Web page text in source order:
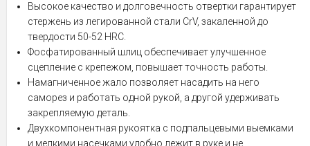
Высокое качество и долговечность отвертки гарантирует
стержень из легированной стали CrV, закаленной до
твердости 50-52 HRC.
Фосфатированный шлиц обеспечивает улучшенное
сцепление с крепежом, повышает точность работы.
Намагниченное жало позволяет насадить на него
саморез и работать одной рукой, а другой удерживать
закрепляемую деталь.
Двухкомпонентная рукоятка с подпальцевыми выемками
и мелкими насечками удобно лежит в руке и не